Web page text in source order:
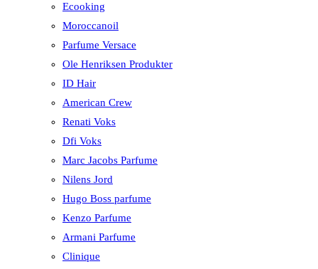
Ecooking
Moroccanoil
Parfume Versace
Ole Henriksen Produkter
ID Hair
American Crew
Renati Voks
Dfi Voks
Marc Jacobs Parfume
Nilens Jord
Hugo Boss parfume
Kenzo Parfume
Armani Parfume
Clinique